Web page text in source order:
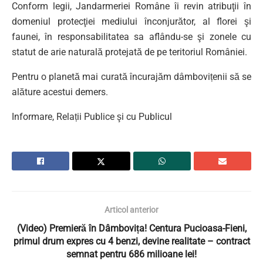
Conform legii, Jandarmeriei Române îi revin atribuţii în
domeniul protecţiei mediului înconjurător, al florei şi
faunei, în responsabilitatea sa aflându-se şi zonele cu
statut de arie naturală protejată de pe teritoriul României.
Pentru o planetă mai curată încurajăm dâmbovițenii să se
alăture acestui demers.
Informare, Relații Publice şi cu Publicul
Articol anterior
(Video) Premieră în Dâmbovița! Centura Pucioasa-Fieni,
primul drum expres cu 4 benzi, devine realitate – contract
semnat pentru 686 milioane lei!